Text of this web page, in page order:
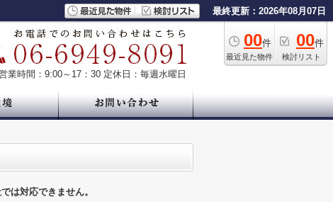
最終更新：2026年08月07日
00件
最近見た物件
00件
検討リスト
業時間：9:00～17：30 定休日：毎週水曜日
は対応できません。